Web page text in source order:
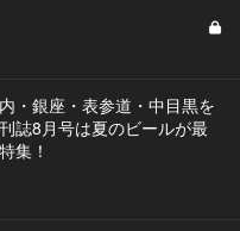
・銀座・表参道・中目黒を
誌8月号は夏のビールが最
集！